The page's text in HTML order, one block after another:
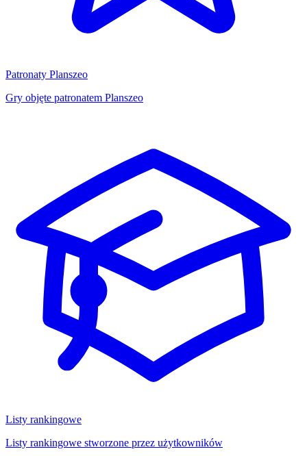
Patronaty Planszeo
Gry objęte patronatem Planszeo
Listy rankingowe
Listy rankingowe stworzone przez użytkowników